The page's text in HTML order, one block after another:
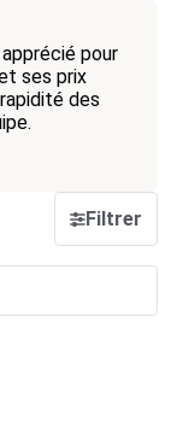
apprécié pour
ses prix
des
Filtrer